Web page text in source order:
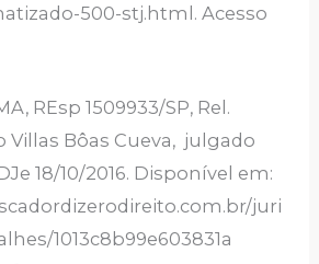
500-stj.html. Acesso
REsp 1509933/SP, Rel.
Villas Bôas Cueva, julgado
18/10/2016. Disponível em:
juri
1013c8b99e603831a